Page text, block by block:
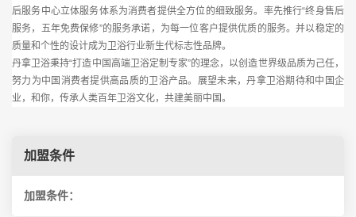
后服务中心立体服务体系为消费者提供全方位的细致服务。率先推行“终身售后
服务，五年免费保修”的服务承诺，为每一位客户提供优质的服务。并以稳定的
质量和个性的设计成为卫浴行业新生代标志性品牌。
丹拿卫浴秉持“打造中国高端卫浴定制专家”的理念，以创造世界级品质为己任，
努力为中国消费者提供高品质的卫浴产品。展望未来，丹拿卫浴期待和中国企
业，和你，传承人类百年卫浴文化，共建美丽中国。
加盟条件
加盟条件：